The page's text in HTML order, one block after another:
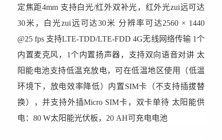
定焦距4mm 支持白光/红外双补光，红外光zui远可达
30米，白光zui远可达30米 分辨率可达2560 × 1440
@25 fps 支持LTE-TDD/LTE-FDD 4G无线网络传输 1个
内置麦克风，1个内置扬声器，支持双向语音对讲 太
阳能电池支持低温充放电，可在低温地区使用（低温
环境下，放电效率降低）内置SIM卡（不支持插拔替
换），并支持外插Micro SIM卡，双卡单待 太阳能供
电：80 W太阳能光伏板，20 AH可充电电池